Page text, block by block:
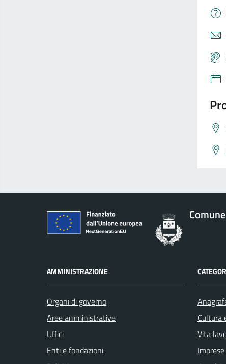
AMMINISTRAZIONE
Organi di governo
Aree amministrative
Uffici
Enti e fondazioni
Cultura
Vita